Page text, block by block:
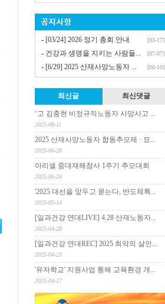
- [03/24] 2026 정기 총회 안내 [03-17]
- 건강과 생명을 지키는 사람들... [07-07]
- [6/29] 2025 산재사망노동자 ... [06-10]
최신글 최신댓글
‘고 김충현 비정규직노동자 사망사고 ...
2025-08-11
2025 산재사망노동자 합동추모제 · 묘...
2025-06-28
아리셀 중대재해참사 1주기 추모대회
2025-06-24
'2025 대선을 앞두고 묻는다, 반도체특...
2025-05-14
[일과건강 연대LIVE] 4.28 산재노동자...
2025-04-28
[일과건강 연대REC] 2025 최악의 살인...
2025-04-23
'유자학교' 지원사업 통해 교육환경 개...
2025-04-17